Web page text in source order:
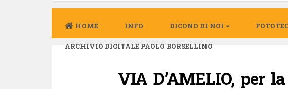
HOME INFO DICONO DI NOI
ARCHIVIO DIGITALE PAOLO BORSELLINO
VIA D’AMELIO, per